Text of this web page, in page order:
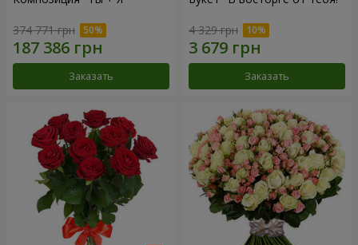
374 771 грн
Заказать
4 329 грн
Заказать